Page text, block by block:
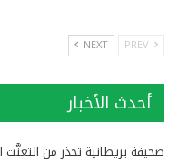
NEXT
أحدث الأخبار
صحيفة بريطانية تحذر من